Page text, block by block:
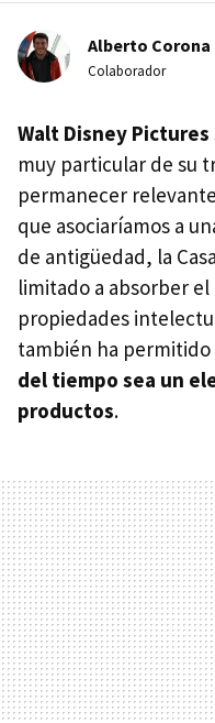
Alberto Corona
Colaborador
Walt Disney Pictures
muy particular de su
permanecer
que asociaríamos a
de antigüedad, la
limitado a absorber
propiedades
también ha permitido
del tiempo sea un
productos.